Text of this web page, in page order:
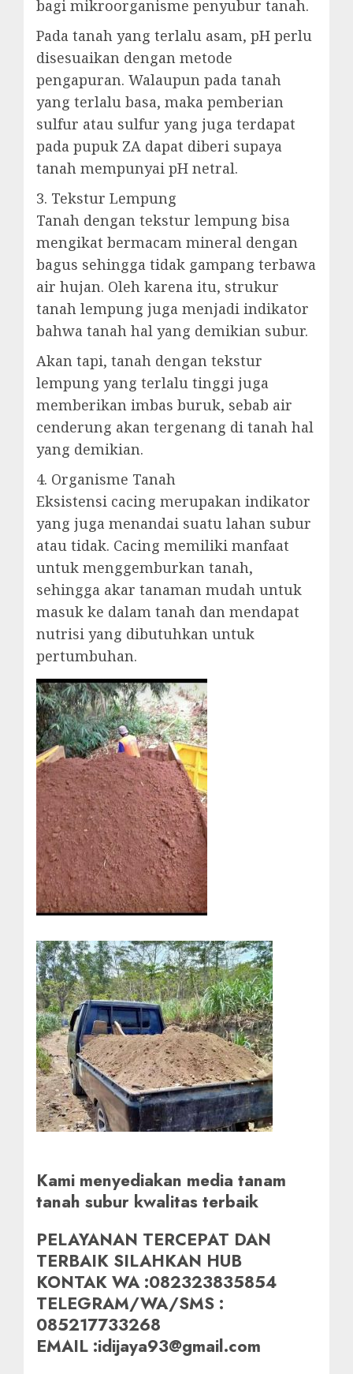
bagi mikroorganisme penyubur tanah.
Pada tanah yang terlalu asam, pH perlu
disesuaikan dengan metode
pengapuran. Walaupun pada tanah
yang terlalu basa, maka pemberian
sulfur atau sulfur yang juga terdapat
pada pupuk ZA dapat diberi supaya
tanah mempunyai pH netral.
3. Tekstur Lempung
Tanah dengan tekstur lempung bisa
mengikat bermacam mineral dengan
bagus sehingga tidak gampang terbawa
air hujan. Oleh karena itu, strukur
tanah lempung juga menjadi indikator
bahwa tanah hal yang demikian subur.
Akan tapi, tanah dengan tekstur
lempung yang terlalu tinggi juga
memberikan imbas buruk, sebab air
cenderung akan tergenang di tanah hal
yang demikian.
4. Organisme Tanah
Eksistensi cacing merupakan indikator
yang juga menandai suatu lahan subur
atau tidak. Cacing memiliki manfaat
untuk menggemburkan tanah,
sehingga akar tanaman mudah untuk
masuk ke dalam tanah dan mendapat
nutrisi yang dibutuhkan untuk
pertumbuhan.
Kami menyediakan media tanam
tanah subur kwalitas terbaik
PELAYANAN TERCEPAT DAN
TERBAIK SILAHKAN HUB
KONTAK WA :082323835854
TELEGRAM/WA/SMS :
085217733268
EMAIL :idijaya93@gmail.com